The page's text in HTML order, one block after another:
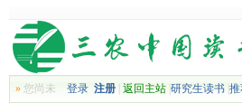
»您尚未 登录 注册| 返回主站| 研究生读书| 推